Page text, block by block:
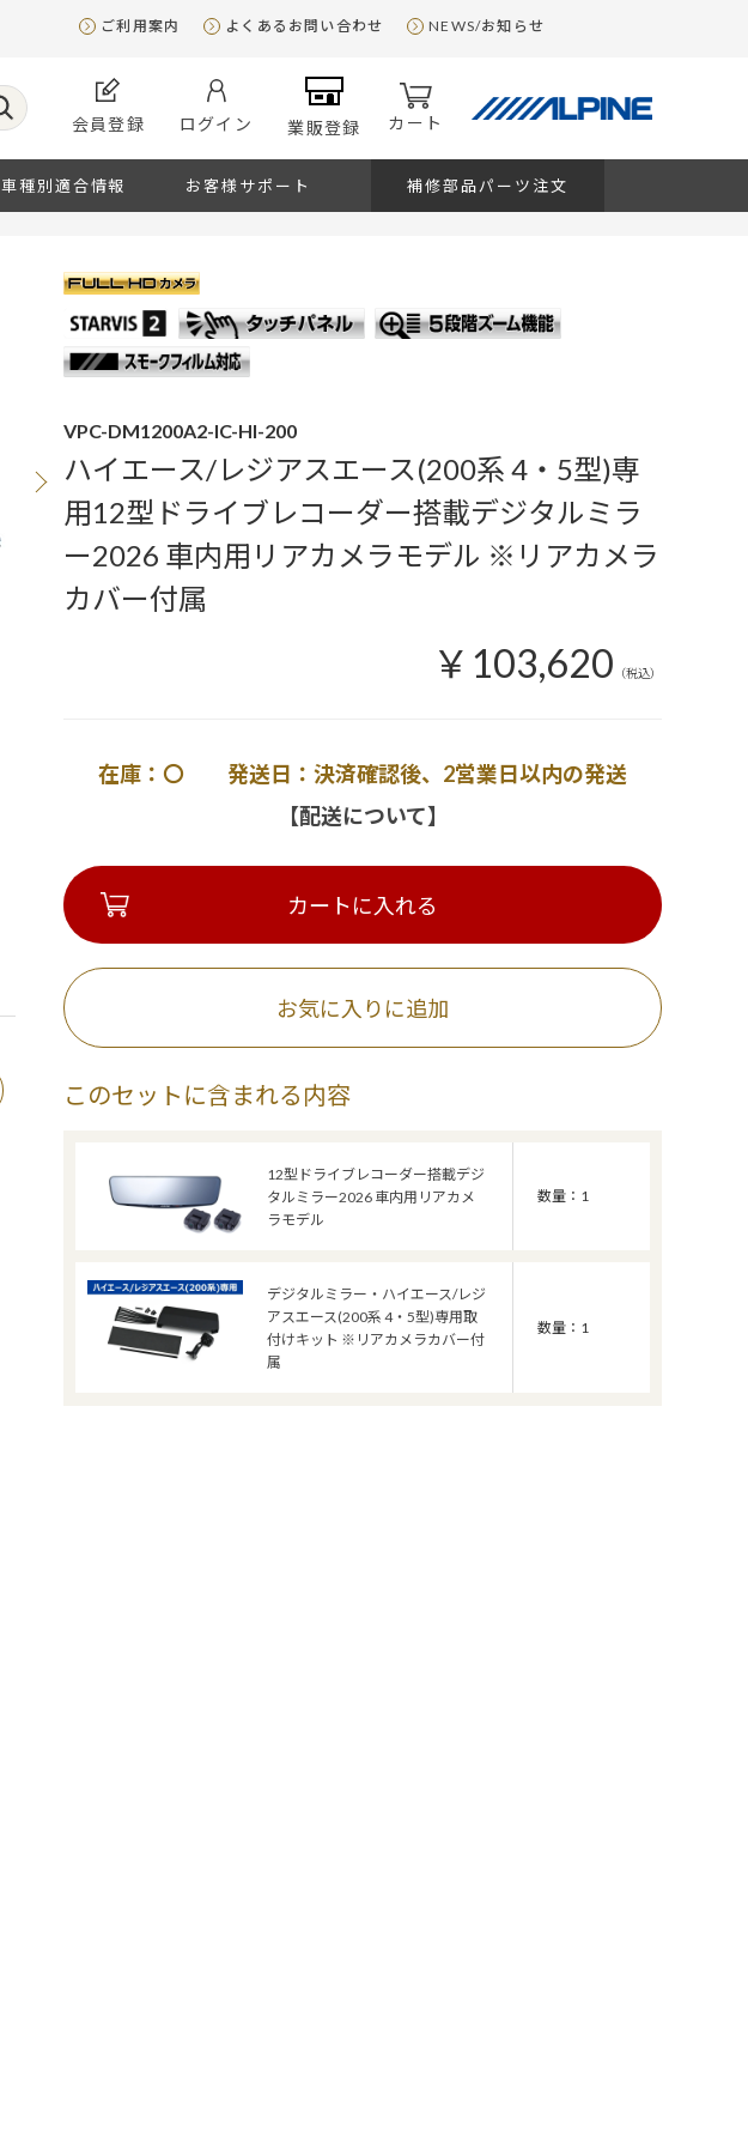
ご利用案内 よくあるお問い合わせ NEWS/お知らせ
会員登録 ログイン 業販登録 カート
車種別適合情報 お客様サポート 補修部品パーツ注文
VPC-DM1200A2-IC-HI-200
ハイエース/レジアスエース(200系 4・5型)専
用12型ドライブレコーダー搭載デジタルミラ
ー2026 車内用リアカメラモデル ※リアカメラ
カバー付属
￥103,620 （税込）
在庫：〇 発送日：決済確認後、2営業日以内の発送
【配送について】
カートに入れる
このセットに含まれる内容
12型ドライブレコーダー搭載デジ
タルミラー2026 車内用リアカメ
ラモデル
数量：1
デジタルミラー・ハイエース/レジ
アスエース(200系 4・5型)専用取
付けキット ※リアカメラカバー付
属
数量：1
お気に入りに追加